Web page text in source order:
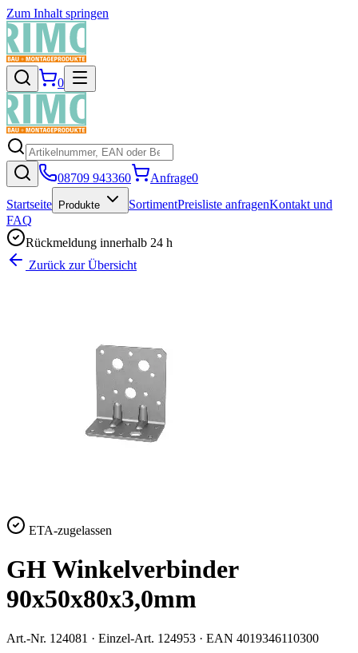
Zum Inhalt springen
0
08709 943360 Anfrage0
Startseite
Produkte SortimentPreisliste anfragenKontakt und
FAQ
Rückmeldung innerhalb 24 h
Zurück zur Übersicht
ETA-zugelassen
GH Winkelverbinder
90x50x80x3,0mm
Art.-Nr. 124081 · Einzel-Art. 124953 · EAN 4019346110300